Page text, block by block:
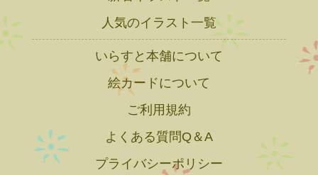
人気のイラスト一覧
いらすと本舗について
絵カードについて
ご利用規約
よくある質問Q＆A
プライバシーポリシー